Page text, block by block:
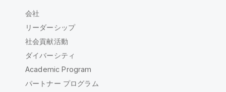
会社
リーダーシップ
社会貢献活動
ダイバーシティ
Academic Program
パートナー プログラム